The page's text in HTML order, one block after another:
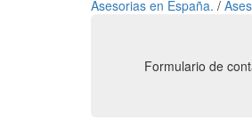
Asesorias en España. /
Formulario de